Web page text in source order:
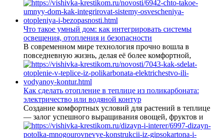
Что такое умный дом: как интегрировать системы
освещения, отопления и безопасности
В современном мире технология прочно вошла в
повседневную жизнь, делая её более комфортной,
Как сделать отопление в теплице из поликарбоната:
электричество или водяной контур
Создание комфортных условий для растений в теплице
— залог успешного выращивания овощей, фруктов и